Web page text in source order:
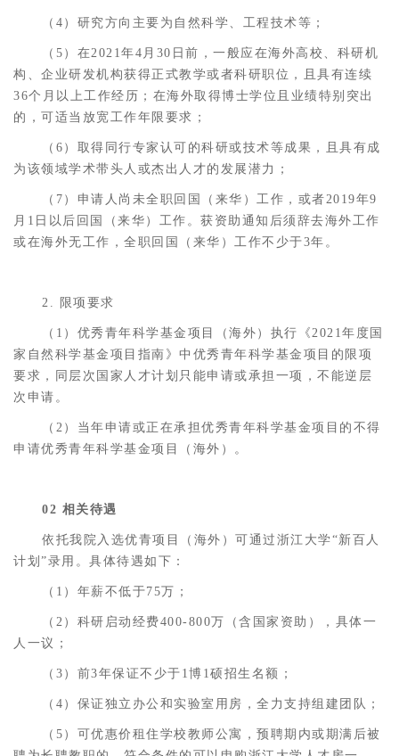
（4）研究方向主要为自然科学、工程技术等；
（5）在2021年4月30日前，一般应在海外高校、科研机
构、企业研发机构获得正式教学或者科研职位，且具有连续
36个月以上工作经历；在海外取得博士学位且业绩特别突出
的，可适当放宽工作年限要求；
（6）取得同行专家认可的科研或技术等成果，且具有成
为该领域学术带头人或杰出人才的发展潜力；
（7）申请人尚未全职回国（来华）工作，或者2019年9
月1日以后回国（来华）工作。获资助通知后须辞去海外工作
或在海外无工作，全职回国（来华）工作不少于3年。
2. 限项要求
（1）优秀青年科学基金项目（海外）执行《2021年度国
家自然科学基金项目指南》中优秀青年科学基金项目的限项
要求，同层次国家人才计划只能申请或承担一项，不能逆层
次申请。
（2）当年申请或正在承担优秀青年科学基金项目的不得
申请优秀青年科学基金项目（海外）。
02 相关待遇
依托我院入选优青项目（海外）可通过浙江大学“新百人
计划”录用。具体待遇如下：
（1）年薪不低于75万；
（2）科研启动经费400-800万（含国家资助），具体一
人一议；
（3）前3年保证不少于1博1硕招生名额；
（4）保证独立办公和实验室用房，全力支持组建团队；
（5）可优惠价租住学校教师公寓，预聘期内或期满后被